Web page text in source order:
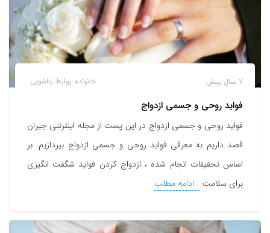
خانواده روابط زناشویی 7 سال پیش
فواید روحی و جسمی ازدواج
فواید روحی و جسمی ازدواج در این پست از مجله اینترنتی جیران
قصد داریم به معرفی فواید روحی و جسمی ازدواج بپردازیم. بر
اساس تحقیقات انجام شده ، ازدواج کردن فواید شگفت انگیزی
برای سلامت
ادامه مطلب